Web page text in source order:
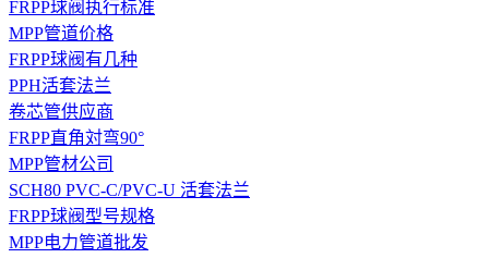
FRPP球阀执行标准
MPP管道价格
FRPP球阀有几种
PPH活套法兰
卷芯管供应商
FRPP直角対弯90°
MPP管材公司
SCH80 PVC-C/PVC-U 活套法兰
FRPP球阀型号规格
MPP电力管道批发